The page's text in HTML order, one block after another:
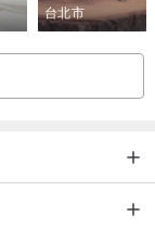
台北市